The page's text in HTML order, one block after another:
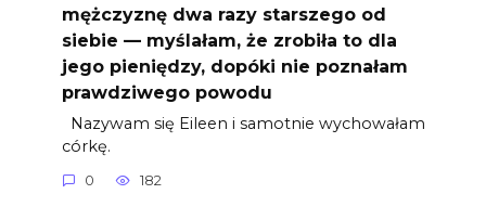
mężczyznę dwa razy starszego od
siebie — myślałam, że zrobiła to dla
jego pieniędzy, dopóki nie poznałam
prawdziwego powodu
Nazywam się Eileen i samotnie wychowałam
córkę.
0 182